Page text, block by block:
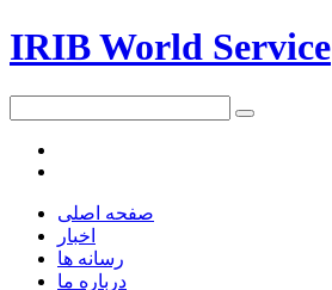
IRIB World Service
صفحه اصلی
اخبار
رسانه ها
درباره ما